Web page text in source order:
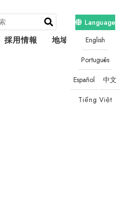
Language
English
Português
Español 中文
Tiếng Việt
採用情報 地域連携・相談